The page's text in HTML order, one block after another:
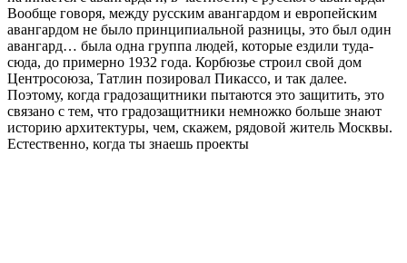
Вообще говоря, между русским авангардом и европейским
авангардом не было принципиальной разницы, это был один
авангард… была одна группа людей, которые ездили туда-
сюда, до примерно 1932 года. Корбюзье строил свой дом
Центросоюза, Татлин позировал Пикассо, и так далее.
Поэтому, когда градозащитники пытаются это защитить, это
связано с тем, что градозащитники немножко больше знают
историю архитектуры, чем, скажем, рядовой житель Москвы.
Естественно, когда ты знаешь проекты